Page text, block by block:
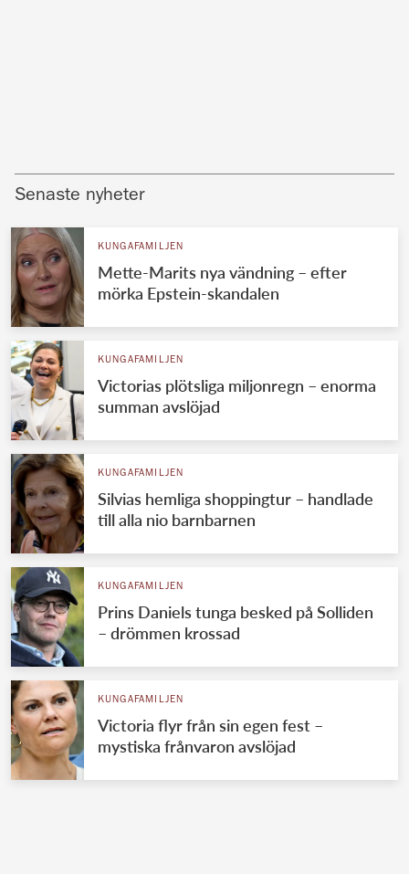
Senaste nyheter
KUNGAFAMILJEN
Mette-Marits nya vändning – efter
mörka Epstein-skandalen
KUNGAFAMILJEN
Victorias plötsliga miljonregn – enorma
summan avslöjad
KUNGAFAMILJEN
Silvias hemliga shoppingtur – handlade
till alla nio barnbarnen
KUNGAFAMILJEN
Prins Daniels tunga besked på Solliden
– drömmen krossad
KUNGAFAMILJEN
Victoria flyr från sin egen fest –
mystiska frånvaron avslöjad